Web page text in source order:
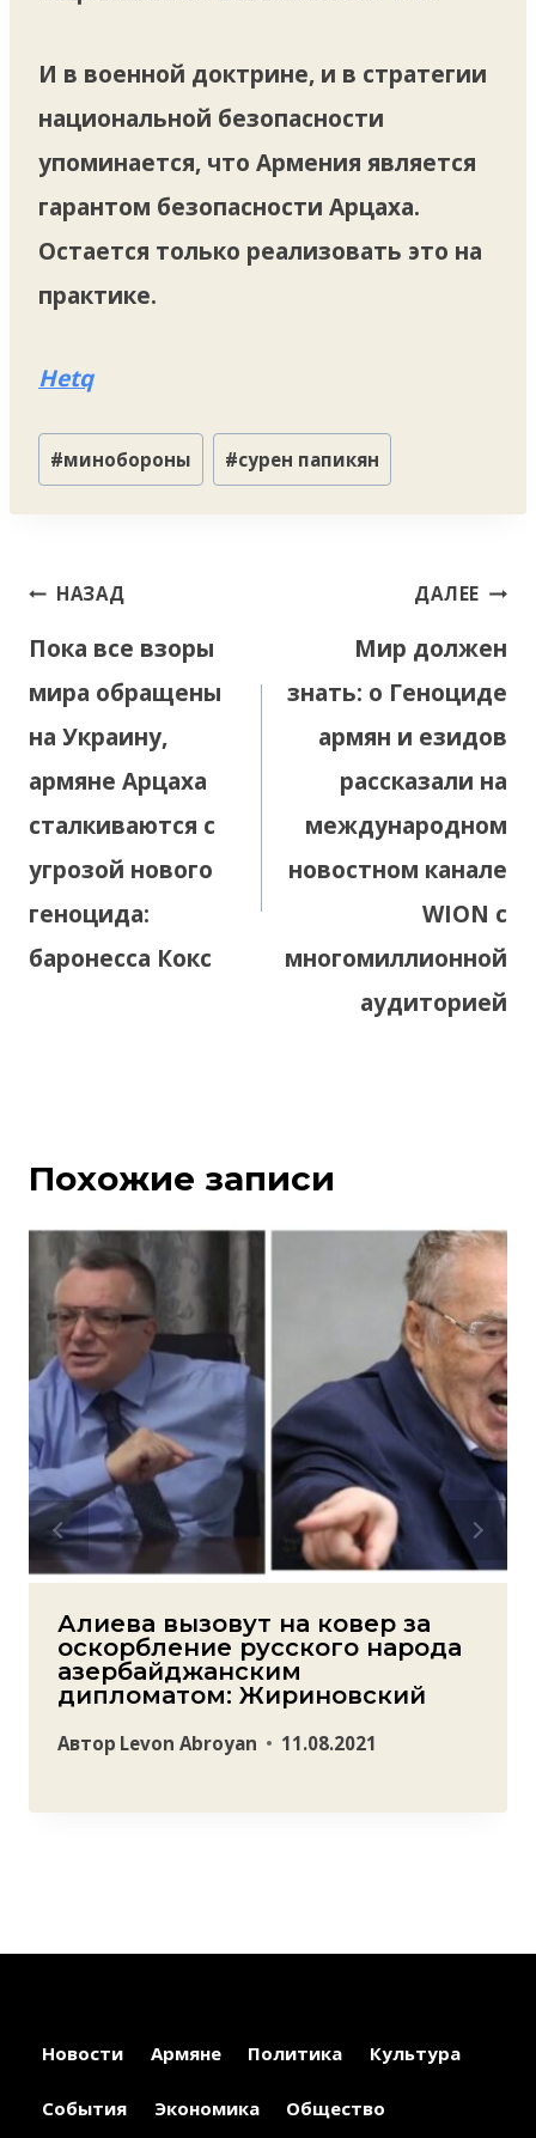
И в военной доктрине, и в стратегии
национальной безопасности
упоминается, что Армения является
гарантом безопасности Арцаха.
Остается только реализовать это на
практике.
Hetq
Метки
записи:
#минобороны #сурен папикян
Навигация
записям
НАЗАД
Пока все взоры
мира обращены
на Украину,
армяне Арцаха
сталкиваются с
угрозой нового
геноцида:
баронесса Кокс
ДАЛЕЕ
Мир должен
знать: о Геноциде
армян и езидов
рассказали на
международном
новостном канале
WION с
многомиллионной
аудиторией
Похожие записи
Алиева вызовут на ковер за
оскорбление русского народа
азербайджанским
дипломатом: Жириновский
Автор Levon Abroyan 11.08.2021
Новости Армяне Политика Культура
События Экономика Общество